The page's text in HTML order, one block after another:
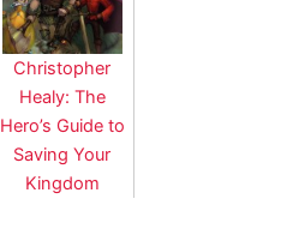
Christopher
Healy: The
Hero’s Guide to
Saving Your
Kingdom